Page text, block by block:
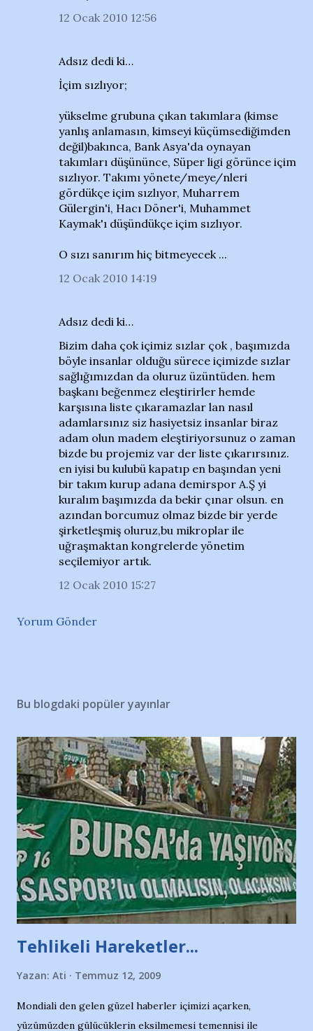
12 Ocak 2010 12:56
Adsız dedi ki…
İçim sızlıyor;
yükselme grubuna çıkan takımlara (kimse
yanlış anlamasın, kimseyi küçümsediğimden
değil)bakınca, Bank Asya'da oynayan
takımları düşününce, Süper ligi görünce içim
sızlıyor. Takımı yönete/meye/nleri
gördükçe içim sızlıyor, Muharrem
Gülergin'i, Hacı Döner'i, Muhammet
Kaymak'ı düşündükçe içim sızlıyor.
O sızı sanırım hiç bitmeyecek ...
12 Ocak 2010 14:19
Adsız dedi ki…
Bizim daha çok içimiz sızlar çok , başımızda
böyle insanlar olduğu sürece içimizde sızlar
sağlığımızdan da oluruz üzüntüden. hem
başkanı beğenmez eleştirirler hemde
karşısına liste çıkaramazlar lan nasıl
adamlarsınız siz hasiyetsiz insanlar biraz
adam olun madem eleştiriyorsunuz o zaman
bizde bu projemiz var der liste çıkarırsınız.
en iyisi bu kulubü kapatıp en başından yeni
bir takım kurup adana demirspor A.Ş yi
kuralım başımızda da bekir çınar olsun. en
azından borcumuz olmaz bizde bir yerde
şirketleşmiş oluruz,bu mikroplar ile
uğraşmaktan kongrelerde yönetim
seçilemiyor artık.
12 Ocak 2010 15:27
Yorum Gönder
Bu blogdaki popüler yayınlar
Tehlikeli Hareketler...
Yazan: Ati Temmuz 12, 2009
Mondiali den gelen güzel haberler içimizi açarken,
yüzümüzden gülücüklerin eksilmemesi temennisi ile